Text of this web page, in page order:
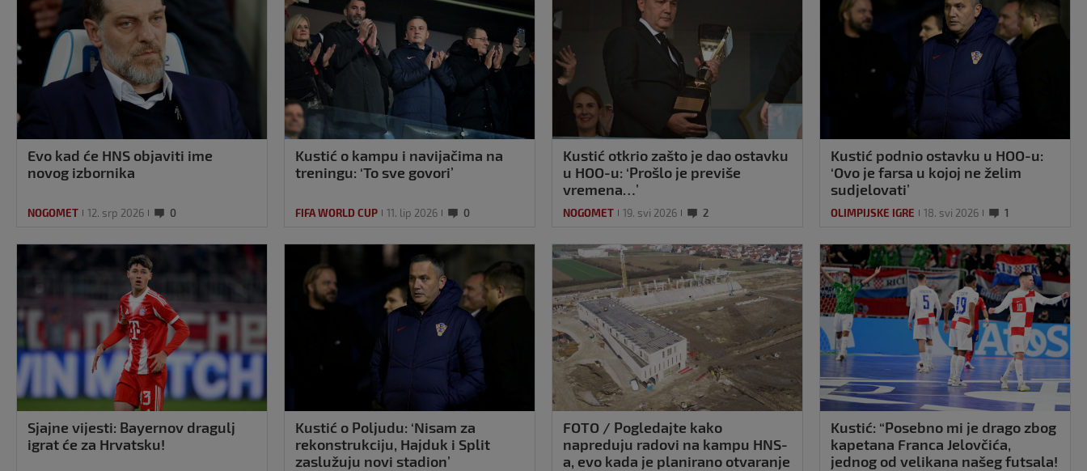
Evo kad će HNS objaviti ime
novog izbornika
NOGOMET 12. srp 2026 0
Kustić o kampu i navijačima na
treningu: ‘To sve govori’
FIFA WORLD CUP 11. lip 2026 0
Kustić otkrio zašto je dao ostavku
u HOO-u: ‘Prošlo je previše
vremena…’
NOGOMET 19. svi 2026 2
Kustić podnio ostavku u HOO-u:
‘Ovo je farsa u kojoj ne želim
sudjelovati’
OLIMPIJSKE IGRE 18. svi 2026 1
Sjajne vijesti: Bayernov dragulj
igrat će za Hrvatsku!
Kustić o Poljudu: ‘Nisam za
rekonstrukciju, Hajduk i Split
zaslužuju novi stadion’
FOTO / Pogledajte kako
napreduju radovi na kampu HNS-
a, evo kada je planirano otvaranje
Kustić: “Posebno mi je drago zbog
kapetana Franca Jelovčića,
jednog od velikana našeg futsala!